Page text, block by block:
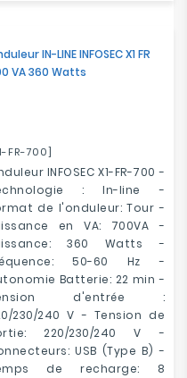
IN-LINE INFOSEC X1 FR
VA 360 Watts
FR-700]
INFOSEC X1-FR-700 -
: In-line -
de l'onduleur: Tour -
en VA: 700VA -
360 Watts -
50-60 Hz -
Batterie: 22 min -
d'entrée :
230/240 V - Tension de
220/230/240 V -
USB (Type B) -
de recharge: 8